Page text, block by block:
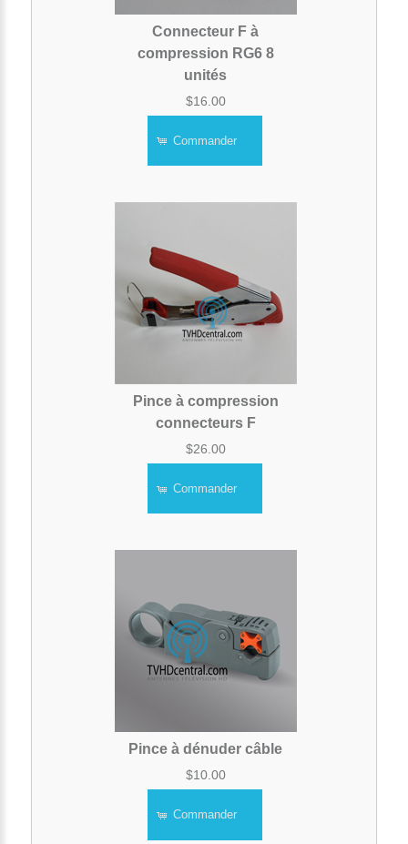
Connecteur F à
compression RG6 8
unités
$16.00
Commander
Pince à compression
connecteurs F
$26.00
Commander
Pince à dénuder câble
$10.00
Commander